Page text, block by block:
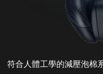
符合人體工學的減壓泡棉